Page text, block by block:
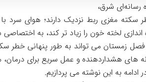
رسانه‌ای شرق،
سکته مغزی ربط نزدیک دارند؛ هوای
اندازی لخته خون را زیاد تر کند، به اختصاصی
زمستان می تواند به طور پنهانی خطر
های هشداردهنده و عمل سریع برای
ادامه به این نوشته می پردازیم.